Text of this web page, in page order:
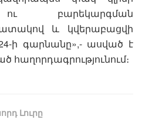
ու բարեկարգման
և կվերաբացվի
ի գարնանը»,- ասված է
Լուրը